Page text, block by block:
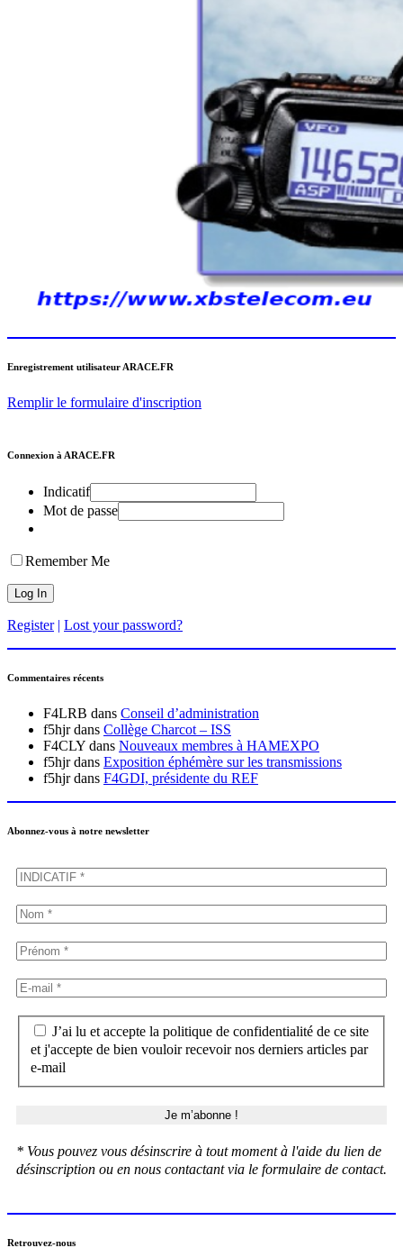
Enregistrement utilisateur ARACE.FR
Remplir le formulaire d'inscription
Connexion à ARACE.FR
Indicatif
Mot de passe
Remember Me
Register| Lost your password?
Commentaires récents
F4LRB dans Conseil d’administration
f5hjrdans Collège Charcot – ISS
F4CLY dans Nouveaux membres à HAMEXPO
f5hjrdans Exposition éphémère sur les transmissions
f5hjrdans F4GDI, présidente du REF
Abonnez-vous à notre newsletter
J’ai lu et accepte la politique de confidentialité de ce site
et j'accepte de bien vouloir recevoir nos derniers articles par
e-mail
* Vous pouvez vous désinscrire à tout moment à l'aide du lien de
désinscription ou en nous contactant via le formulaire de contact.
Retrouvez-nous